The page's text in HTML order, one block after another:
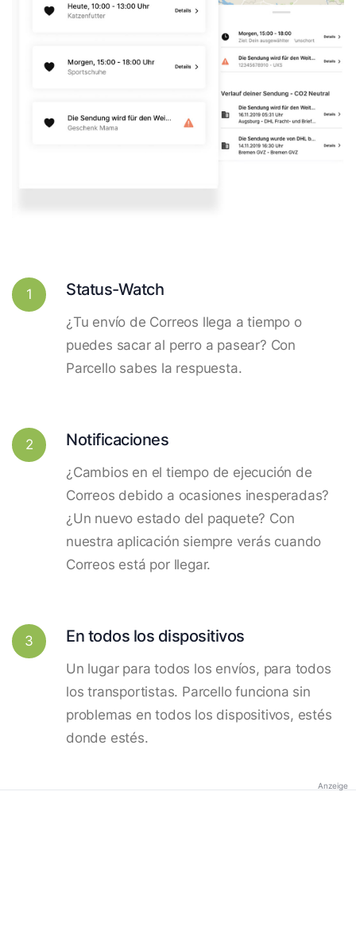
1 Status-Watch
¿Tu envío de Correos llega a tiempo o
puedes sacar al perro a pasear? Con
Parcello sabes la respuesta.
2 Notificaciones
¿Cambios en el tiempo de ejecución de
Correos debido a ocasiones inesperadas?
¿Un nuevo estado del paquete? Con
nuestra aplicación siempre verás cuando
Correos está por llegar.
3 En todos los dispositivos
Un lugar para todos los envíos, para todos
los transportistas. Parcello funciona sin
problemas en todos los dispositivos, estés
donde estés.
Anzeige